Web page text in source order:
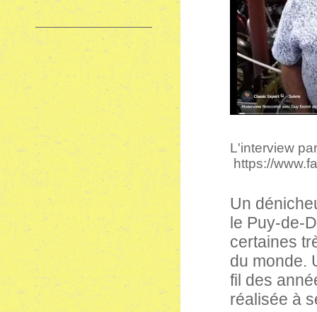
L'interview
https://
Un
le Puy-de-
certaines
du monde.
fil des
réalisée à